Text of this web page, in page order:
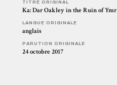
TITRE ORIGINAL
Ka: Dar Oakley in the Ruin of Ymr
LANGUE ORIGINALE
anglais
PARUTION ORIGINALE
24 octobre 2017